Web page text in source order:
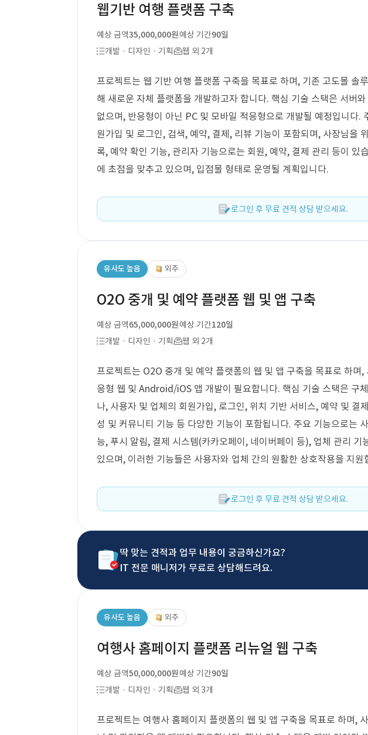
웹기반 여행 플랫폼 구축
예상 금액35,000,000원예상 기간90일
개발 · 디자인 · 기획
웹 외 2개
프로젝트는 웹 기반 여행 플랫폼 구축을 목표로 하며, 기존 고도몰 솔
해 새로운 자체 플랫폼을 개발하고자 합니다. 핵심 기술 스택은 서버와
없으며, 반응형이 아닌 PC 및 모바일 적응형으로 개발될 예정입니다.
원가입 및 로그인, 검색, 예약, 결제, 리뷰 기능이 포함되며, 사장님을
록, 예약 확인 기능, 관리자 기능으로는 회원, 예약, 결제 관리 등이 있
에 초점을 맞추고 있으며, 입점몰 형태로 운영될 계획입니다.
로그인 후 무료 견적 상담 받으세요.
유사도 높음 외주
O2O 중개 및 예약 플랫폼 웹 및 앱 구축
예상 금액65,000,000원예상 기간120일
개발 · 디자인 · 기획
웹 외 2개
프로젝트는 O2O 중개 및 예약 플랫폼의 웹 및 앱 구축을 목표로 하며
응형 웹 및 Android/iOS 앱 개발이 필요합니다. 핵심 기술 스택은 구
나, 사용자 및 업체의 회원가입, 로그인, 위치 기반 서비스, 예약 및 결
성 및 커뮤니티 기능 등 다양한 기능이 포함됩니다. 주요 기능으로는
능, 푸시 알림, 결제 시스템(카카오페이, 네이버페이 등), 업체 관리 기
있으며, 이러한 기능들은 사용자와 업체 간의 원활한 상호작용을 지원
로그인 후 무료 견적 상담 받으세요.
딱 맞는 견적과 업무 내용이 궁금하신가요?
IT 전문 매니저가 무료로 상담해드려요.
유사도 높음 외주
여행사 홈페이지 플랫폼 리뉴얼 웹 구축
예상 금액50,000,000원예상 기간90일
개발 · 디자인 · 기획
웹 외 3개
프로젝트는 여행사 홈페이지 플랫폼의 웹 및 앱 구축을 목표로 하며,